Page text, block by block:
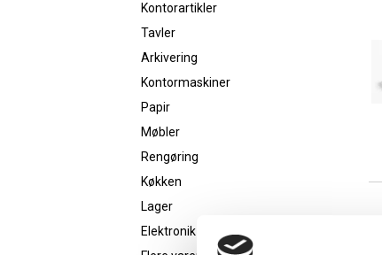
Kontorartikler
Tavler
Arkivering
Kontormaskiner
Papir
Møbler
Rengøring
Køkken
Lager
Elektronik